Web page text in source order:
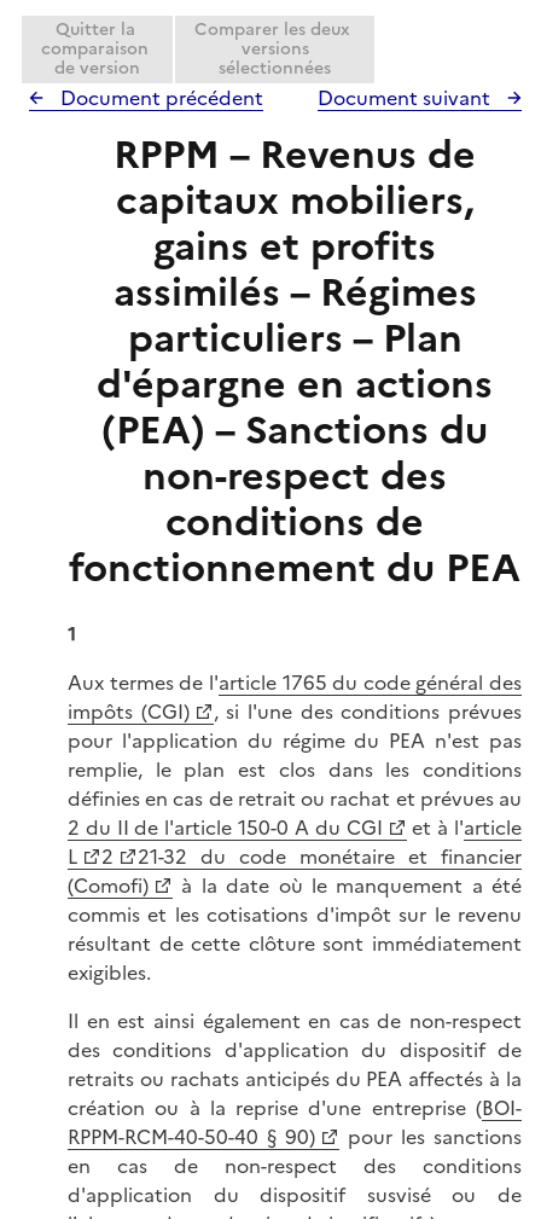
Quitter la
comparaison
de version
Comparer les deux
versions
sélectionnées
Document précédent Document suivant
RPPM – Revenus de
capitaux mobiliers,
gains et profits
assimilés – Régimes
particuliers – Plan
d'épargne en actions
(PEA) – Sanctions du
non-respect des
conditions de
fonctionnement du PEA
1
Aux termes de l'article 1765 du code général des
impôts (CGI)
, si l'une des conditions prévues
pour l'application du régime du PEA n'est pas
remplie, le plan est clos dans les conditions
définies en cas de retrait ou rachat et prévues au
2 du II de l'article 150-0 A du CGI
et à l'article
L
2
21-32 du code monétaire et financier
(Comofi)
à la date où le manquement a été
commis et les cotisations d'impôt sur le revenu
résultant de cette clôture sont immédiatement
exigibles.
Il en est ainsi également en cas de non-respect
des conditions d'application du dispositif de
retraits ou rachats anticipés du PEA affectés à la
création ou à la reprise d'une entreprise (BOI-
RPPM-RCM-40-50-40 § 90)
pour les sanctions
en cas de non-respect des conditions
d'application du dispositif susvisé ou de